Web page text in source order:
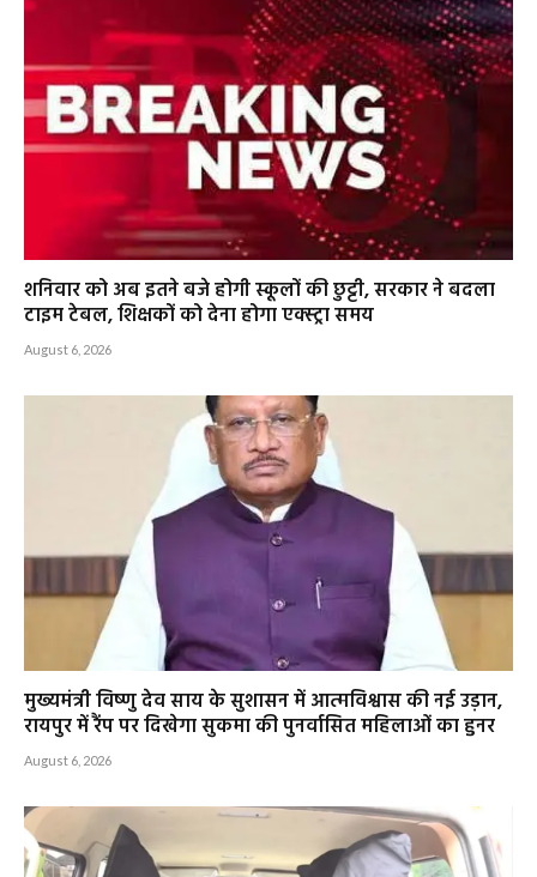
शनिवार को अब इतने बजे होगी स्कूलों की छुट्टी, सरकार ने बदला
टाइम टेबल, शिक्षकों को देना होगा एक्स्ट्रा समय
August 6, 2026
मुख्यमंत्री विष्णु देव साय के सुशासन में आत्मविश्वास की नई उड़ान,
रायपुर में रैंप पर दिखेगा सुकमा की पुनर्वासित महिलाओं का हुनर
August 6, 2026